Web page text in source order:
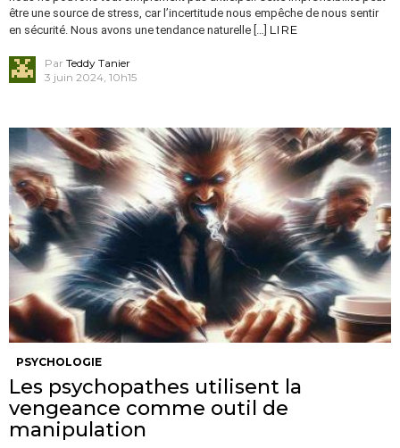
être une source de stress, car l’incertitude nous empêche de nous sentir
en sécurité. Nous avons une tendance naturelle […] LIRE
Par Teddy Tanier
3 juin 2024, 10h15
PSYCHOLOGIE
Les psychopathes utilisent la
vengeance comme outil de
manipulation